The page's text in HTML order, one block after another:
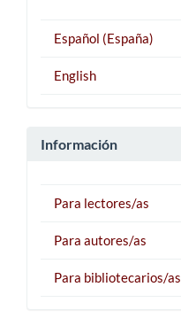
Español (España)
English
Información
Para lectores/as
Para autores/as
Para bibliotecarios/as